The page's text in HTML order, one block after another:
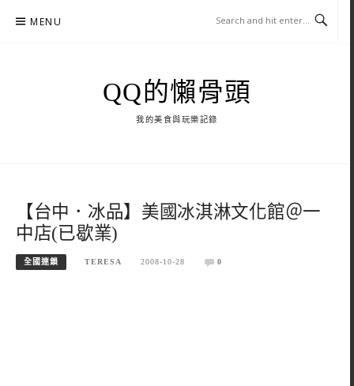
MENU
QQ的懶骨頭
我的美食與玩樂記錄
【台中．冰品】美國冰淇淋文化館＠一
中店(已歇業)
全國連鎖 TERESA 2008-10-28 0